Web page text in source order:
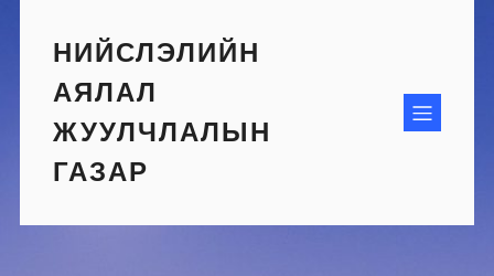
contentНИЙСЛЭЛИЙН
АЯЛАЛ
ЖУУЛЧЛАЛЫН
ГАЗАР